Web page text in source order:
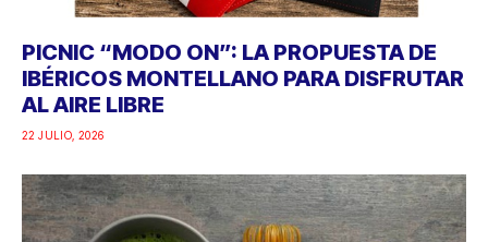
PICNIC “MODO ON”: LA PROPUESTA DE
IBÉRICOS MONTELLANO PARA DISFRUTAR
AL AIRE LIBRE
22 JULIO, 2026